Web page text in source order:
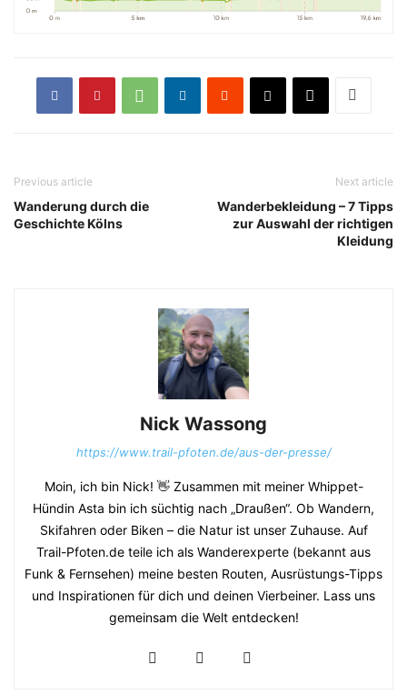
Previous article
Wanderung durch die
Geschichte Kölns
Next article
Wanderbekleidung – 7 Tipps
zur Auswahl der richtigen
Kleidung
Nick Wassong
https://www.trail-pfoten.de/aus-der-presse/
Moin, ich bin Nick! 👋 Zusammen mit meiner Whippet-
Hündin Asta bin ich süchtig nach „Draußen“. Ob Wandern,
Skifahren oder Biken – die Natur ist unser Zuhause. Auf
Trail-Pfoten.de teile ich als Wanderexperte (bekannt aus
Funk & Fernsehen) meine besten Routen, Ausrüstungs-Tipps
und Inspirationen für dich und deinen Vierbeiner. Lass uns
gemeinsam die Welt entdecken!